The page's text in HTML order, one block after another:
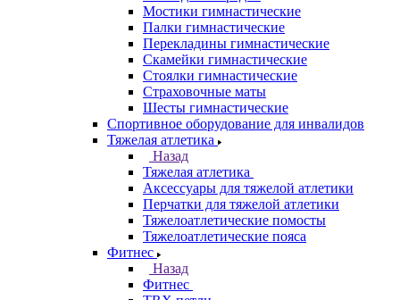
Мостики гимнастические
Палки гимнастические
Перекладины гимнастические
Скамейки гимнастические
Стоялки гимнастические
Страховочные маты
Шесты гимнастические
Спортивное оборудование для инвалидов
Тяжелая атлетика
Назад
Тяжелая атлетика
Аксессуары для тяжелой атлетики
Перчатки для тяжелой атлетики
Тяжелоатлетические помосты
Тяжелоатлетические пояса
Фитнес
Назад
Фитнес